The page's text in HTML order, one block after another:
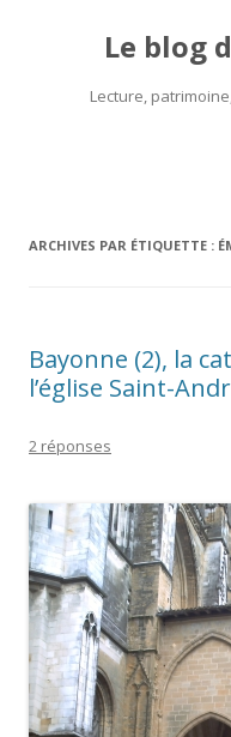
Le blog
Lecture,
ARCHIVES PAR ÉTIQUETTE :
Bayonne (2), la
l’église Saint-
2 réponses